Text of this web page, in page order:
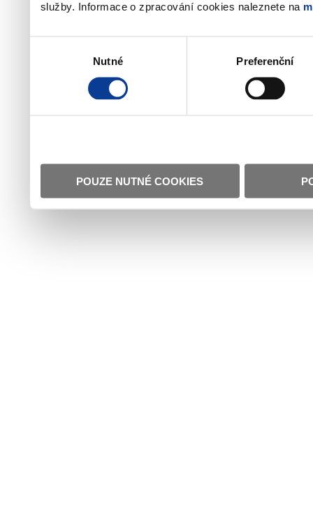
služby. Informace o zpracování cookies naleznete na
Nutné Preferenční
POUZE NUTNÉ COOKIES